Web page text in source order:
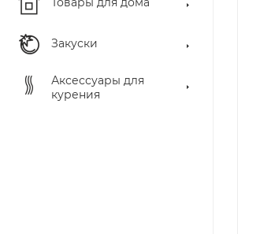
Закуски
Аксессуары для
курения